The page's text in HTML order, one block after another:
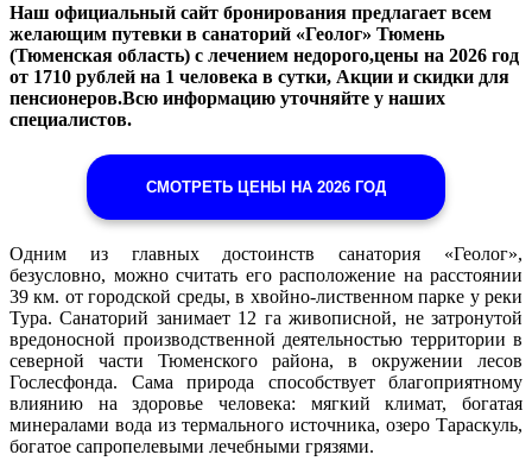
Наш официальный сайт бронирования предлагает всем
желающим путевки в санаторий «Геолог» Тюмень
(Тюменская область) с лечением недорого,цены на 2026 год
от 1710 рублей на 1 человека в сутки, Акции и скидки для
пенсионеров.Всю информацию уточняйте у наших
специалистов.
СМОТРЕТЬ ЦЕНЫ НА 2026 ГОД
Одним из главных достоинств санатория «Геолог»,
безусловно, можно считать его расположение на расстоянии
39 км. от городской среды, в хвойно-лиственном парке у реки
Тура. Санаторий занимает 12 га живописной, не затронутой
вредоносной производственной деятельностью территории в
северной части Тюменского района, в окружении лесов
Гослесфонда. Сама природа способствует благоприятному
влиянию на здоровье человека: мягкий климат, богатая
минералами вода из термального источника, озеро Тараскуль,
богатое сапропелевыми лечебными грязями.